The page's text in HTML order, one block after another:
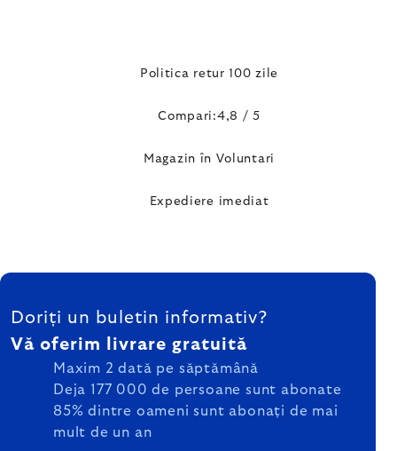
Politica retur 100 zile
Compari:4,8 / 5
Magazin în Voluntari
Expediere imediat
SUBSOL
Doriți un buletin informativ?
Vă oferim livrare gratuită
Maxim 2 dată pe săptămână
Deja 177 000 de persoane sunt abonate
85% dintre oameni sunt abonați de mai
mult de un an